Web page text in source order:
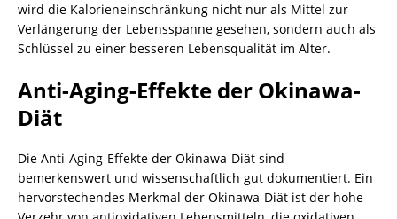
wird die Kalorieneinschränkung nicht nur als Mittel zur
Verlängerung der Lebensspanne gesehen, sondern auch als
Schlüssel zu einer besseren Lebensqualität im Alter.
Anti-Aging-Effekte der Okinawa-
Diät
Die Anti-Aging-Effekte der Okinawa-Diät sind
bemerkenswert und wissenschaftlich gut dokumentiert. Ein
hervorstechendes Merkmal der Okinawa-Diät ist der hohe